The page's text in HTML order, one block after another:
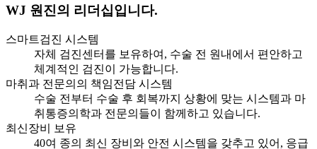
WJ 원진의 리더십입니다.
스마트검진 시스템
자체 검진센터를 보유하여, 수술 전 원내에서 편안하고
체계적인 검진이 가능합니다.
마취과 전문의의 책임전담 시스템
수술 전부터 수술 후 회복까지 상황에 맞는 시스템과 마
취통증의학과 전문의들이 함께하고 있습니다.
최신장비 보유
40여 종의 최신 장비와 안전 시스템을 갖추고 있어, 응급